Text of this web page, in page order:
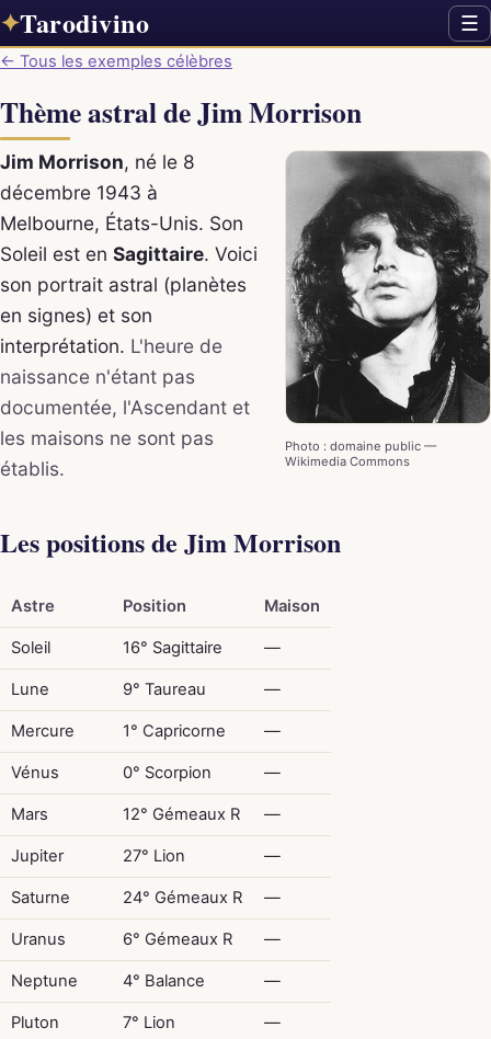
✦Tarodivino ☰
← Tous les exemples célèbres
Thème astral de Jim Morrison
Photo : domaine public —
Wikimedia Commons
Jim Morrison, né le 8
décembre 1943 à
Melbourne, États-Unis. Son
Soleil est en Sagittaire. Voici
son portrait astral (planètes
en signes) et son
interprétation. L'heure de
naissance n'étant pas
documentée, l'Ascendant et
les maisons ne sont pas
établis.
Les positions de Jim Morrison
Astre Position Maison
Soleil 16° Sagittaire —
Lune 9° Taureau —
Mercure 1° Capricorne —
Vénus 0° Scorpion —
Mars 12° Gémeaux R —
Jupiter 27° Lion —
Saturne 24° Gémeaux R —
Uranus 6° Gémeaux R —
Neptune 4° Balance —
Pluton 7° Lion —